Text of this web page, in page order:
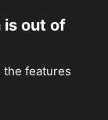
is out of
the features